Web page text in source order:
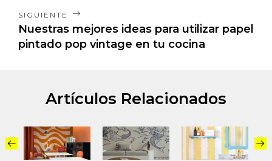
SIGUIENTE
Nuestras mejores ideas para utilizar papel
pintado pop vintage en tu cocina
Artículos Relacionados